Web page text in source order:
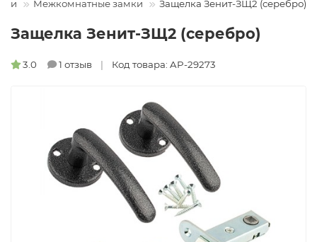
Межкомнатные замки Защелка Зенит-ЗЩ2 (серебро)
Защелка Зенит-ЗЩ2 (серебро)
3.0 1 отзыв Код товара: AP-29273